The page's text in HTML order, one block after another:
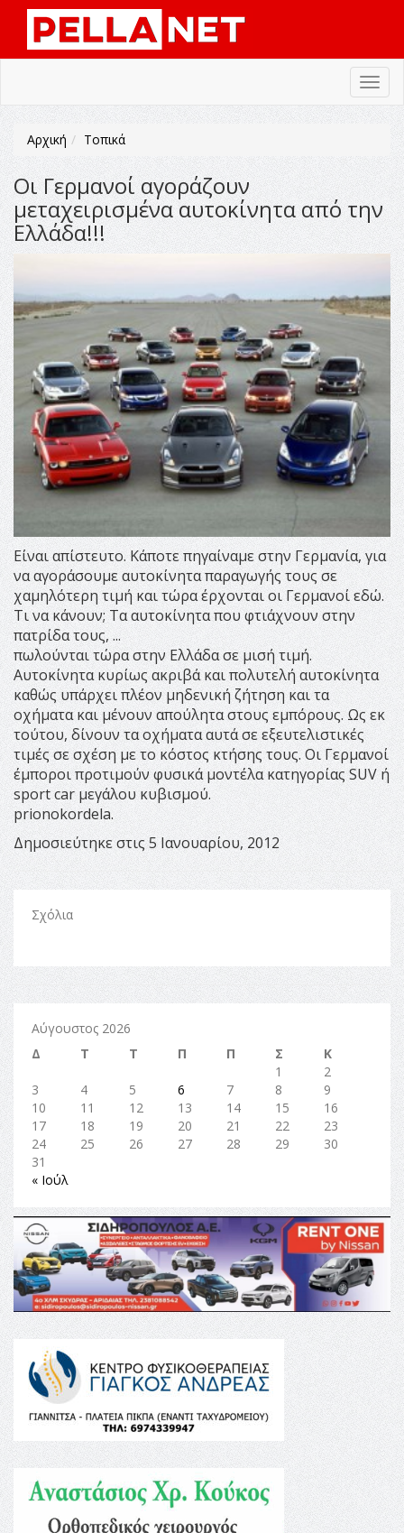
Αρχική Τοπικά
Oι Γερμανοί αγοράζουν
μεταχειρισμένα αυτοκίνητα από την
Ελλάδα!!!
Είναι απίστευτο. Κάποτε πηγαίναμε στην Γερμανία, για
να αγοράσουμε αυτοκίνητα παραγωγής τους σε
χαμηλότερη τιμή και τώρα έρχονται οι Γερμανοί εδώ.
Τι να κάνουν; Τα αυτοκίνητα που φτιάχνουν στην
πατρίδα τους, ...
πωλούνται τώρα στην Ελλάδα σε μισή τιμή.
Αυτοκίνητα κυρίως ακριβά και πολυτελή αυτοκίνητα
καθώς υπάρχει πλέον μηδενική ζήτηση και τα
οχήματα και μένουν απούλητα στους εμπόρους. Ως εκ
τούτου, δίνουν τα οχήματα αυτά σε εξευτελιστικές
τιμές σε σχέση με το κόστος κτήσης τους. Οι Γερμανοί
έμποροι προτιμούν φυσικά μοντέλα κατηγορίας SUV ή
sport car μεγάλου κυβισμού.
prionokordela.
Δημοσιεύτηκε στις 5 Ιανουαρίου, 2012
Σχόλια
Αύγουστος 2026
Δ
Τ Τ Π Π Σ
Κ
1
2
3
4 5 6 7 8
9
10
11 12 13 14 15
16
17
18 19 20 21 22
23
24
25 26 27 28 29
30
31
« Ιούλ